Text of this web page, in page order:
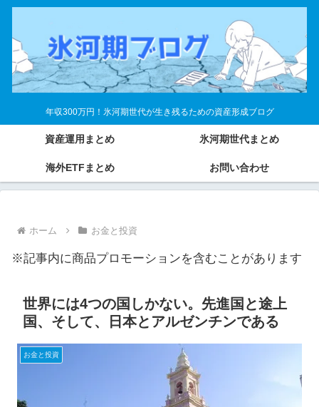
年収300万円！氷河期世代が生き残るための資産形成ブログ
資産運用まとめ 氷河期世代まとめ
海外ETFまとめ お問い合わせ
ホーム お金と投資
※記事内に商品プロモーションを含むことがあります
世界には4つの国しかない。先進国と途上
国、そして、日本とアルゼンチンである
お金と投資